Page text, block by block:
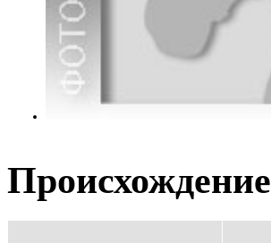
Происхождение